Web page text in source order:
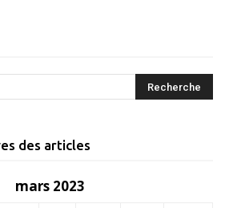
des articles
mars 2023